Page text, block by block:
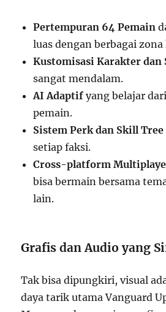
Pertempuran 64 Pemain
luas dengan berbagai
Kustomisasi Karakter dan
sangat mendalam.
AI Adaptif yang belajar
pemain.
Sistem Perk dan Skill Tree
setiap faksi.
Cross-platform
bisa bermain bersama
lain.
Grafis dan Audio yang
Tak bisa dipungkiri, visual
daya tarik utama Vanguard